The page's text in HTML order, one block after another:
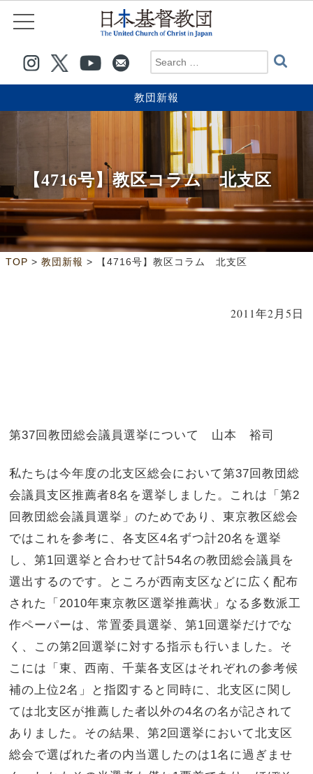
教団新報
【4716号】教区コラム 北支区
TOP > 教団新報 > 【4716号】教区コラム 北支区
2011年2月5日
第37回教団総会議員選挙について 山本 裕司
私たちは今年度の北支区総会において第37 回教団総
会議員支区推薦者8名を選挙しました。これは「第2
回教団総会議員選挙」のためであり、東京教区総会
ではこれを参考に、各支区4名ずつ計20名を選挙
し、第1 回選挙と合わせて計54名の教団総会議員を
選出するのです。ところが西南支区などに広く配布
された「 2010年東京教区選挙推薦状」なる多数派工
作ペーパーは、常置委員選挙、第1 回選挙だけでな
く、この第2 回選挙に対する指示も行いました。そ
こには「東、西南、千葉各支区はそれぞれの参考候
補の上位2名」と指図すると同時に、北支区に関し
ては北支区が推薦した者以外の4名の名が記されて
ありました。その結果、第2 回選挙において北支区
総会で選ばれた者の内当選したのは1名に過ぎませ